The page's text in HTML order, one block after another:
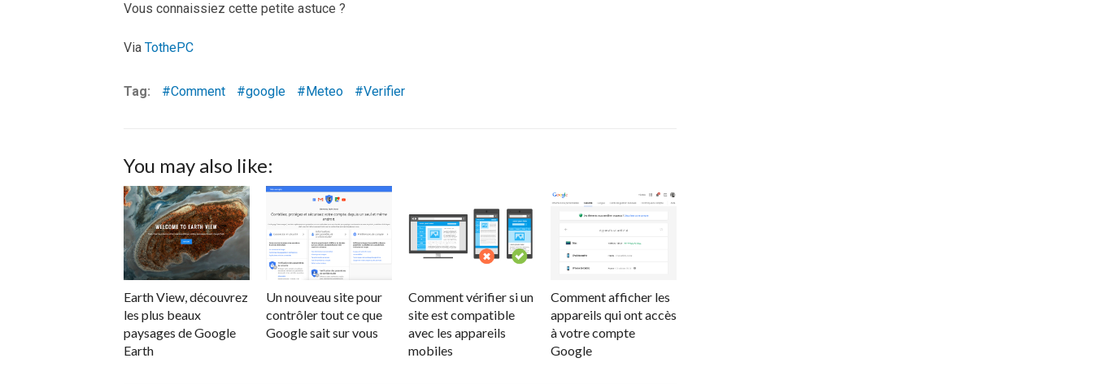
Vous connaissiez cette petite astuce ?
Via TothePC
Tag: Comment google Meteo Verifier
You may also like:
Earth View, découvrez
les plus beaux
paysages de Google
Earth
Un nouveau site pour
contrôler tout ce que
Google sait sur vous
Comment vérifier si un
site est compatible
avec les appareils
mobiles
Comment afficher les
appareils qui ont accès
à votre compte
Google